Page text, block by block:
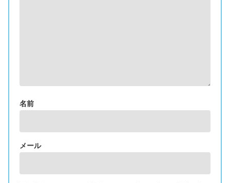
名前
メール